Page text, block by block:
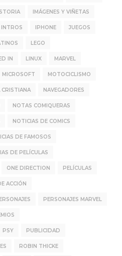
IMÁGENES Y VIÑETAS
INTROS IPHONE JUEGOS
LEGO
IN LINUX MARVEL
MICROSOFT MOTOCICLISMO
CRISTIANA NAVEGADORES
NOTAS COMIQUERAS
NOTICIAS DE COMICS
DE FAMOSOS
DE PELÍCULAS
ONE DIRECTION PELÍCULAS
ACCIÓN
PERSONAJES MARVEL
PSY PUBLICIDAD
ROBIN THICKE